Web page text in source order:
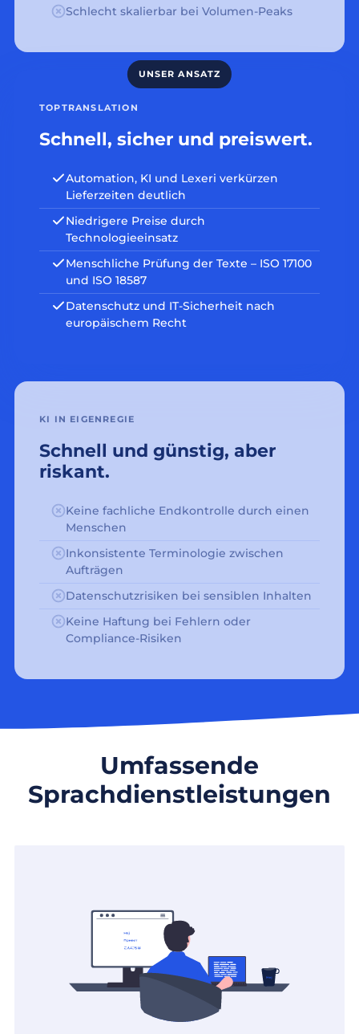
Schlecht skalierbar bei Volumen-Peaks
TOPTRANSLATION
Schnell, sicher und preiswert.
Automation, KI und Lexeri verkürzen
Lieferzeiten deutlich
Niedrigere Preise durch
Technologieeinsatz
Menschliche Prüfung der Texte – ISO 17100
und ISO 18587
Datenschutz und IT-Sicherheit nach
europäischem Recht
KI IN EIGENREGIE
Schnell und günstig, aber
riskant.
Keine fachliche Endkontrolle durch einen
Menschen
Inkonsistente Terminologie zwischen
Aufträgen
Datenschutzrisiken bei sensiblen Inhalten
Keine Haftung bei Fehlern oder
Compliance-Risiken
Umfassende
Sprachdienstleistungen